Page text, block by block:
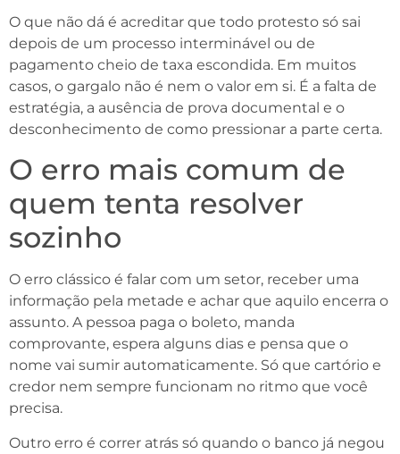
O que não dá é acreditar que todo protesto só sai
depois de um processo interminável ou de
pagamento cheio de taxa escondida. Em muitos
casos, o gargalo não é nem o valor em si. É a falta de
estratégia, a ausência de prova documental e o
desconhecimento de como pressionar a parte certa.
O erro mais comum de
quem tenta resolver
sozinho
O erro clássico é falar com um setor, receber uma
informação pela metade e achar que aquilo encerra o
assunto. A pessoa paga o boleto, manda
comprovante, espera alguns dias e pensa que o
nome vai sumir automaticamente. Só que cartório e
credor nem sempre funcionam no ritmo que você
precisa.
Outro erro é correr atrás só quando o banco já negou